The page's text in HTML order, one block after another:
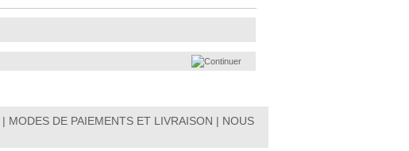
MODES DE PAIEMENTS ET LIVRAISON | NOUS